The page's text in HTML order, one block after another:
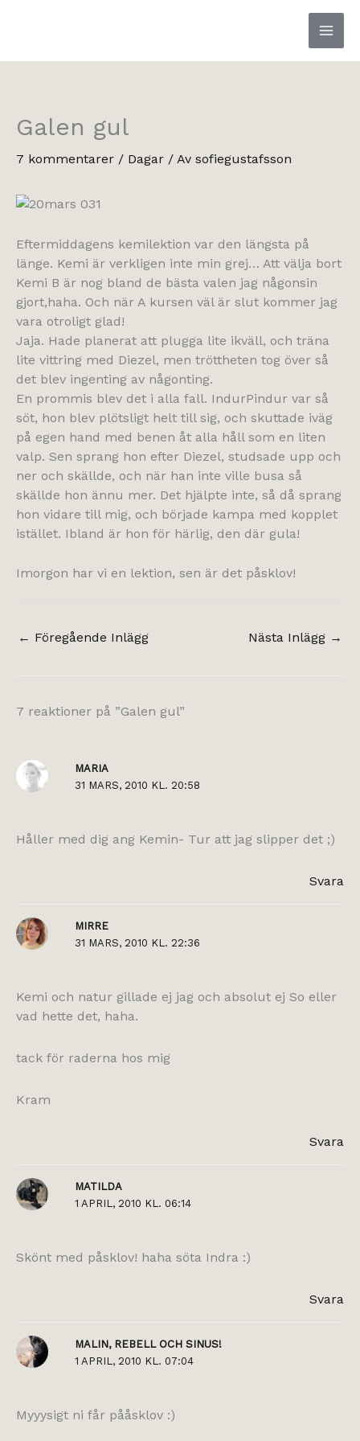
Galen gul
7 kommentarer / Dagar / Av sofiegustafsson
Eftermiddagens kemilektion var den längsta på
länge. Kemi är verkligen inte min grej… Att välja bort
Kemi B är nog bland de bästa valen jag någonsin
gjort,haha. Och när A kursen väl är slut kommer jag
vara otroligt glad!
Jaja. Hade planerat att plugga lite ikväll, och träna
lite vittring med Diezel, men tröttheten tog över så
det blev ingenting av någonting.
En prommis blev det i alla fall. IndurPindur var så
söt, hon blev plötsligt helt till sig, och skuttade iväg
på egen hand med benen åt alla håll som en liten
valp. Sen sprang hon efter Diezel, studsade upp och
ner och skällde, och när han inte ville busa så
skällde hon ännu mer. Det hjälpte inte, så då sprang
hon vidare till mig, och började kampa med kopplet
istället. Ibland är hon för härlig, den där gula!
Imorgon har vi en lektion, sen är det påsklov!
← Föregående Inlägg Nästa Inlägg →
7 reaktioner på ”Galen gul”
MARIA
31 MARS, 2010 KL. 20:58
Håller med dig ang Kemin- Tur att jag slipper det ;)
Svara
MIRRE
31 MARS, 2010 KL. 22:36
Kemi och natur gillade ej jag och absolut ej So eller
vad hette det, haha.
tack för raderna hos mig
Kram
Svara
MATILDA
1 APRIL, 2010 KL. 06:14
Skönt med påsklov! haha söta Indra :)
Svara
MALIN, REBELL OCH SINUS!
1 APRIL, 2010 KL. 07:04
Myyysigt ni får pååsklov :)